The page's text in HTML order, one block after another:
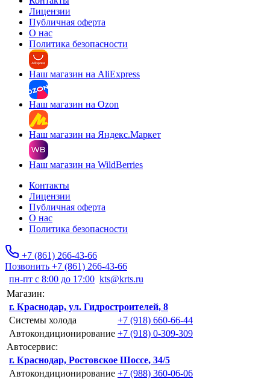
Лицензии
Публичная оферта
О нас
Политика безопасности
Наш магазин на AliExpress
Наш магазин на Ozon
Наш магазин на Яндекс.Маркет
Наш магазин на WildBerries
Контакты
Лицензии
Публичная оферта
О нас
Политика безопасности
+7 (861) 266-43-66
Позвонить +7 (861) 266-43-66
пн-пт с 8:00 до 17:00 kts@krts.ru
Магазин:
г. Краснодар, ул. Гидростроителей, 8
Системы холода
+7 (918) 660-66-44
Автокондиционирование +7 (918) 0-309-309
Автосервис:
г. Краснодар, Ростовское Шоссе, 34/5
Автокондиционирование +7 (988) 360-06-06